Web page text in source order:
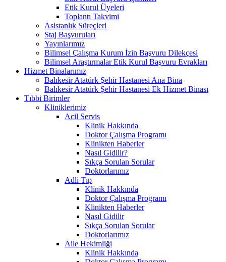
Etik Kurul Üyeleri
Toplantı Takvimi
Asistanlık Süreçleri
Staj Başvuruları
Yayınlarımız
Bilimsel Çalışma Kurum İzin Başvuru Dilekçesi
Bilimsel Araştırmalar Etik Kurul Başvuru Evrakları
Hizmet Binalarımız
Balıkesir Atatürk Şehir Hastanesi Ana Bina
Balıkesir Atatürk Şehir Hastanesi Ek Hizmet Binası
Tıbbi Birimler
Kliniklerimiz
Acil Servis
Klinik Hakkında
Doktor Çalışma Programı
Klinikten Haberler
Nasıl Gidilir?
Sıkça Sorulan Sorular
Doktorlarımız
Adli Tıp
Klinik Hakkında
Doktor Çalışma Programı
Klinikten Haberler
Nasıl Gidilir
Sıkça Sorulan Sorular
Doktorlarımız
Aile Hekimliği
Klinik Hakkında